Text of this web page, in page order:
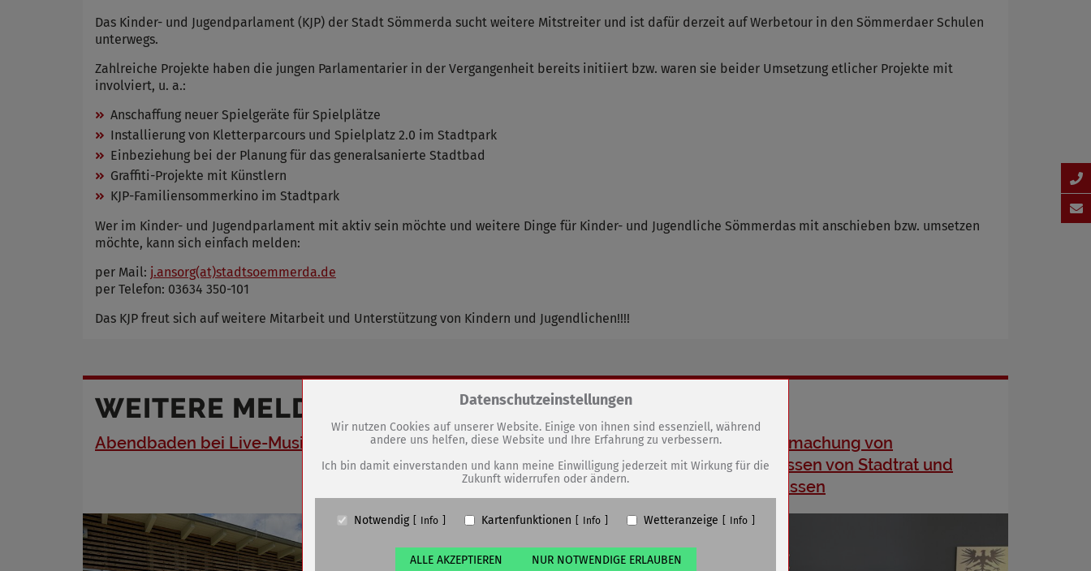
Das Kinder- und Jugendparlament (KJP) der Stadt Sömmerda sucht weitere Mitstreiter und ist dafür derzeit auf Werbetour in den Sömmerdaer Schulen
unterwegs.
Zahlreiche Projekte haben die jungen Parlamentarier in der Vergangenheit bereits initiiert bzw. waren sie beider Umsetzung etlicher Projekte mit
involviert, u. a.:
Anschaffung neuer Spielgeräte für Spielplätze
Installierung von Kletterparcours und Spielplatz 2.0 im Stadtpark
Einbeziehung bei der Planung für das generalsanierte Stadtbad
Graffiti-Projekte mit Künstlern
KJP-Familiensommerkino im Stadtpark
Wer im Kinder- und Jugendparlament mit aktiv sein möchte und weitere Dinge für Kinder- und Jugendliche Sömmerdas mit anschieben bzw. umsetzen
möchte, kann sich einfach melden:
per Mail: j.ansorg(at)stadtsoemmerda.de
per Telefon: 03634 350-101
Das KJP freut sich auf weitere Mitarbeit und Unterstützung von Kindern und Jugendlichen!!!!
WEITERE MELDUNGEN
Abendbaden bei Live-Musik Event im Stadtpark
Bekanntmachung von
Beschlüssen von Stadtrat und
Ausschüssen
Zum Betrieb der Seite notwendige Cookies / Drittanbieter:
PHP Session Cookie
Anbieter
Eigentümer dieser Website (Wenko-Wenselaar GmbH & Co. KG)
Absicherung Kontaktformular / SPAM Schutz
Cookie Name
PHPSESSID, fe_typo_user
Cookie Laufzeit
undefined
Cookiespeicherung Entscheidungscookie
Datenschutzeinstellungen
Wir nutzen Cookies auf unserer Website. Einige von ihnen sind essenziell, während
andere uns helfen, diese Website und Ihre Erfahrung zu verbessern.
Ich bin damit einverstanden und kann meine Einwilligung jederzeit mit Wirkung für die
Zukunft widerrufen oder ändern.
Notwendig Info Kartenfunktionen Info Wetteranzeige Info
ALLE AKZEPTIEREN NUR NOTWENDIGE ERLAUBEN